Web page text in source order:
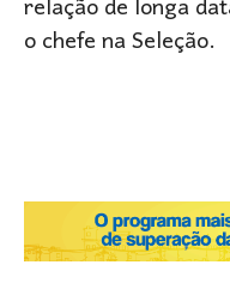
o chefe na Seleção.